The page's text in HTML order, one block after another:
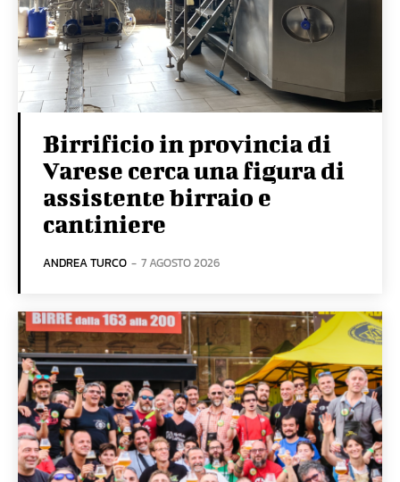
Birrificio in provincia di
Varese cerca una figura di
assistente birraio e
cantiniere
ANDREA TURCO - 7 AGOSTO 2026